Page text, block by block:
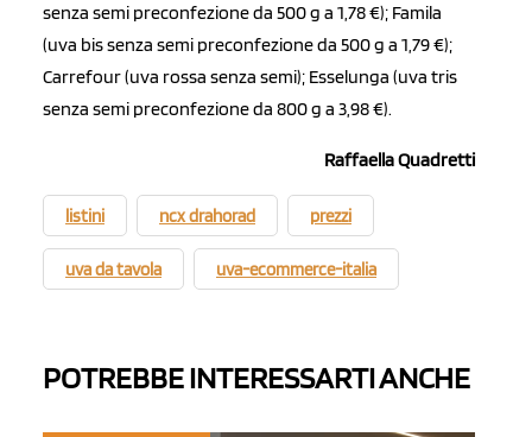
senza semi preconfezione da 500 g a 1,78 €); Famila
(uva bis senza semi preconfezione da 500 g a 1,79 €);
Carrefour (uva rossa senza semi); Esselunga (uva tris
senza semi preconfezione da 800 g a 3,98 €).
Raffaella Quadretti
listini ncx drahorad prezzi
uva da tavola uva-ecommerce-italia
POTREBBE INTERESSARTI ANCHE